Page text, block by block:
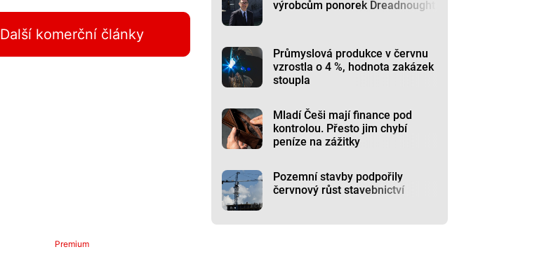
Další komerční články
výrobcům ponorek Dreadnought
Průmyslová produkce v červnu
vzrostla o 4 %, hodnota zakázek
stoupla
Mladí Češi mají finance pod
kontrolou. Přesto jim chybí
peníze na zážitky
Pozemní stavby podpořily
červnový růst stavebnictví
Premium